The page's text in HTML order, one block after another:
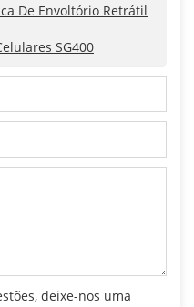
De Envoltório Retrátil
SG400
deixe-nos uma